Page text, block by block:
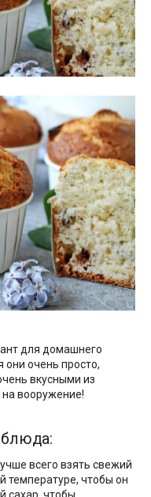
для домашнего
они очень просто,
вкусными из
вооружение!
блюда:
всего взять свежий
температуре, чтобы он
сахар, чтобы